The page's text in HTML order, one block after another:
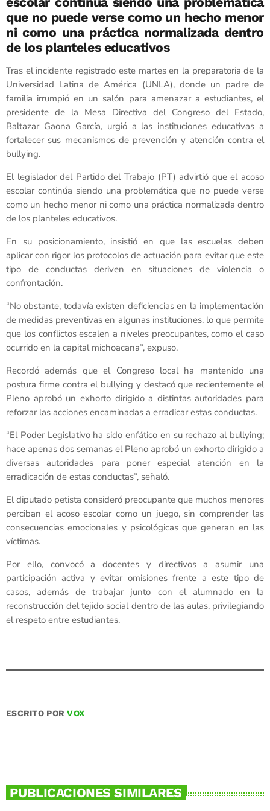
que no puede verse como un hecho menor
ni como una práctica normalizada dentro
de los planteles educativos
Tras el incidente registrado este martes en la preparatoria de la
Universidad Latina de América (UNLA), donde un padre de
familia irrumpió en un salón para amenazar a estudiantes, el
presidente de la Mesa Directiva del Congreso del Estado,
Baltazar Gaona García, urgió a las instituciones educativas a
fortalecer sus mecanismos de prevención y atención contra el
bullying.
El legislador del Partido del Trabajo (PT) advirtió que el acoso
escolar continúa siendo una problemática que no puede verse
como un hecho menor ni como una práctica normalizada dentro
de los planteles educativos.
En su posicionamiento, insistió en que las escuelas deben
aplicar con rigor los protocolos de actuación para evitar que este
tipo de conductas deriven en situaciones de violencia o
confrontación.
“No obstante, todavía existen deficiencias en la implementación
de medidas preventivas en algunas instituciones, lo que permite
que los conflictos escalen a niveles preocupantes, como el caso
ocurrido en la capital michoacana”, expuso.
Recordó además que el Congreso local ha mantenido una
postura firme contra el bullying y destacó que recientemente el
Pleno aprobó un exhorto dirigido a distintas autoridades para
reforzar las acciones encaminadas a erradicar estas conductas.
“El Poder Legislativo ha sido enfático en su rechazo al bullying;
hace apenas dos semanas el Pleno aprobó un exhorto dirigido a
diversas autoridades para poner especial atención en la
erradicación de estas conductas”, señaló.
El diputado petista consideró preocupante que muchos menores
perciban el acoso escolar como un juego, sin comprender las
consecuencias emocionales y psicológicas que generan en las
víctimas.
Por ello, convocó a docentes y directivos a asumir una
participación activa y evitar omisiones frente a este tipo de
casos, además de trabajar junto con el alumnado en la
reconstrucción del tejido social dentro de las aulas, privilegiando
el respeto entre estudiantes.
ESCRITO PORVOX
PUBLICACIONES SIMILARES